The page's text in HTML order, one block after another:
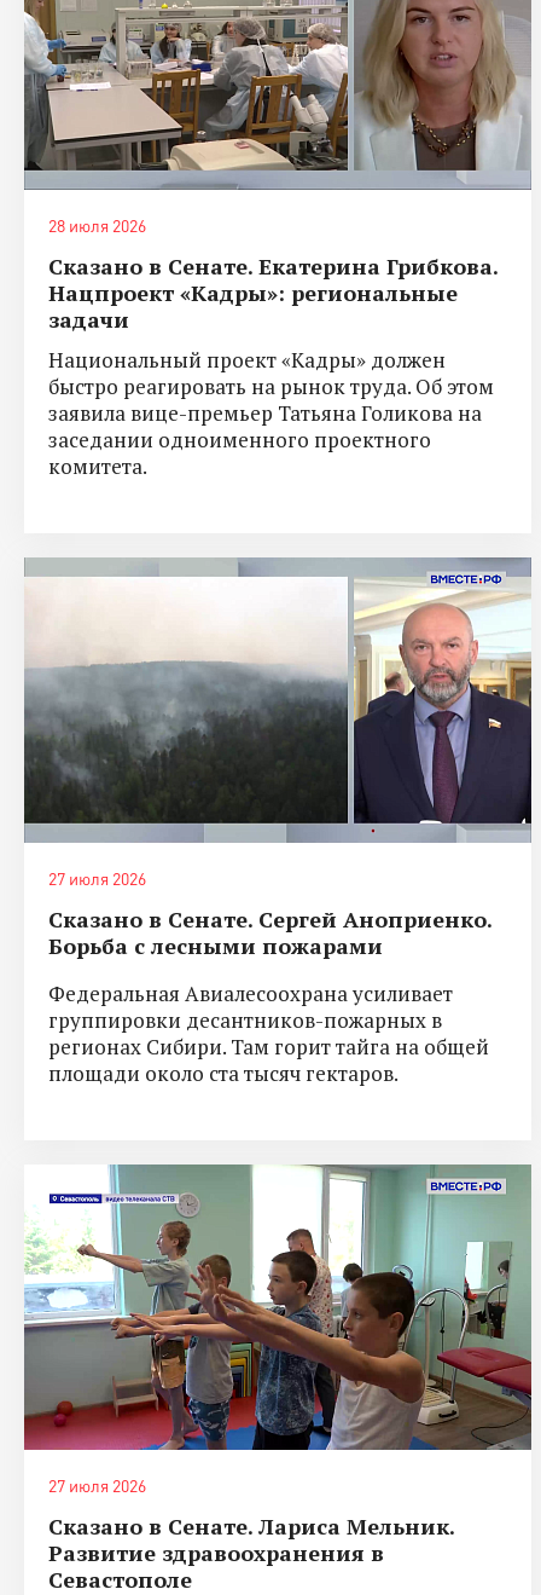
28 июля 2026
Сказано в Сенате. Екатерина Грибкова.
Нацпроект «Кадры»: региональные
задачи
Национальный проект «Кадры» должен
быстро реагировать на рынок труда. Об этом
заявила вице-премьер Татьяна Голикова на
заседании одноименного проектного
комитета.
27 июля 2026
Сказано в Сенате. Сергей Аноприенко.
Борьба с лесными пожарами
Федеральная Авиалесоохрана усиливает
группировки десантников-пожарных в
регионах Сибири. Там горит тайга на общей
площади около ста тысяч гектаров.
27 июля 2026
Сказано в Сенате. Лариса Мельник.
Развитие здравоохранения в
Севастополе